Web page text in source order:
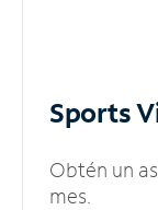
Sports
Obtén un
mes.